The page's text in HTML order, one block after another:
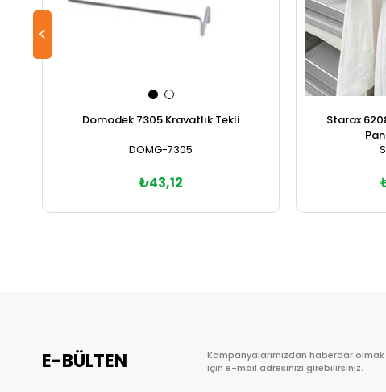
Domodek 7305 Kravatlık Tekli
DOMG-7305
₺43,12
Starax
E-BÜLTEN
Kampanyalarımızdan haberdar olmak
için e-mail adresinizi girebilirsiniz.